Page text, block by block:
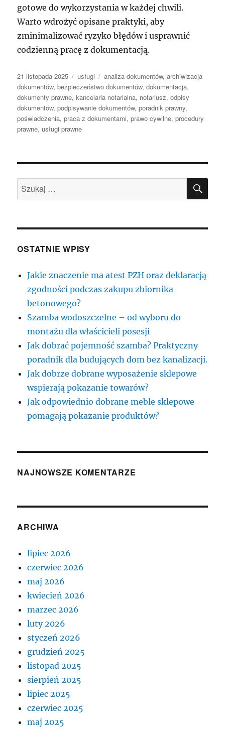
gotowe do wykorzystania w każdej chwili.
Warto wdrożyć opisane praktyki, aby
zminimalizować ryzyko błędów i usprawnić
codzienną pracę z dokumentacją.
Data
publikacji
21 listopada 2025 Kategorie
usługi Tagi
analiza dokumentów,archiwizacja
dokumentów,bezpieczeństwo dokumentów,dokumentacja,
dokumenty prawne,kancelaria notarialna, notariusz,odpisy
dokumentów,podpisywanie dokumentów,poradnik prawny,
poświadczenia,praca z dokumentami,prawo cywilne,procedury
prawne, usługi prawne
Szukaj:
OSTATNIE WPISY
Jakie znaczenie ma atest PZH oraz deklaracją
zgodności podczas zakupu zbiornika
betonowego?
Szamba wodoszczelne – od wyboru do
montażu dla właścicieli posesji
Jak dobrać pojemność szamba? Praktyczny
poradnik dla budujących dom bez kanalizacji.
Jak dobrze dobrane wyposażenie sklepowe
wspierają pokazanie towarów?
Jak odpowiednio dobrane meble sklepowe
pomagają pokazanie produktów?
NAJNOWSZE KOMENTARZE
ARCHIWA
lipiec 2026
czerwiec 2026
maj 2026
kwiecień 2026
marzec 2026
luty 2026
styczeń 2026
grudzień 2025
listopad 2025
sierpień 2025
lipiec 2025
czerwiec 2025
maj 2025